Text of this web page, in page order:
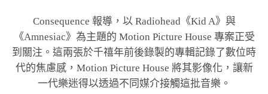
Consequence 報導，以 Radiohead《Kid A》與
《Amnesiac》為主題的 Motion Picture House 專案正受
到關注。這兩張於千禧年前後錄製的專輯記錄了數位時
代的焦慮感，Motion Picture House 將其影像化，讓新
一代樂迷得以透過不同媒介接觸這批音樂。